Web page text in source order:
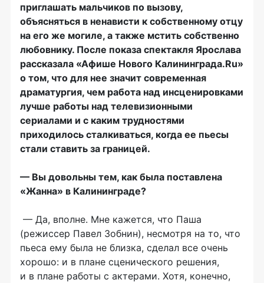
приглашать мальчиков по вызову,
объясняться в ненависти к собственному отцу
на его же могиле, а также мстить собственно
любовнику. После показа спектакля Ярослава
рассказала «Афише Нового Калининграда.Ru»
о том, что для нее значит современная
драматургия, чем работа над инсценировками
лучше работы над телевизионными
сериалами и с каким трудностями
приходилось сталкиваться, когда ее пьесы
стали ставить за границей.
— Вы довольны тем, как была поставлена
«Жанна» в Калининграде?
— Да, вполне. Мне кажется, что Паша
(режиссер Павел Зобнин), несмотря на то, что
пьеса ему была не близка, сделал все очень
хорошо: и в плане сценического решения,
и в плане работы с актерами. Хотя, конечно,